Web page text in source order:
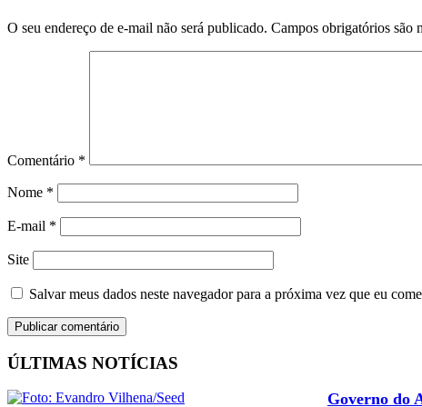
O seu endereço de e-mail não será publicado. Campos obrigatórios são
Comentário *
Nome *
E-mail *
Site
Salvar meus dados neste navegador para a próxima vez que eu
ÚLTIMAS NOTÍCIAS
Governo do